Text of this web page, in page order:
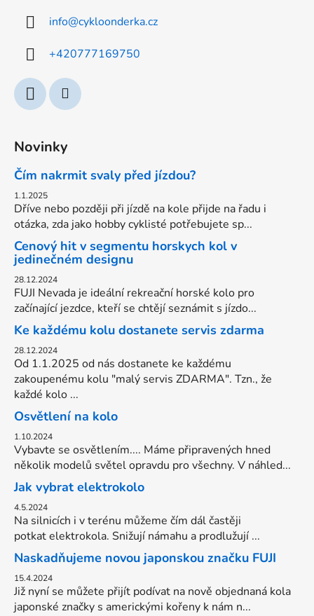
info@cykloonderka.cz
+420777169750
Novinky
Čím nakrmit svaly před jízdou?
1.1.2025
Dříve nebo později při jízdě na kole přijde na řadu i
otázka, zda jako hobby cyklisté potřebujete sp...
Cenový hit v segmentu horskych kol v
jedinečném designu
28.12.2024
FUJI Nevada je ideální rekreační horské kolo pro
začínající jezdce, kteří se chtějí seznámit s jízdo...
Ke každému kolu dostanete servis zdarma
28.12.2024
Od 1.1.2025 od nás dostanete ke každému
zakoupenému kolu "malý servis ZDARMA". Tzn., že
každé kolo ...
Osvětlení na kolo
1.10.2024
Vybavte se osvětlením.... Máme připravených hned
několik modelů světel opravdu pro všechny. V náhled...
Jak vybrat elektrokolo
4.5.2024
Na silnicích i v terénu můžeme čím dál častěji
potkat elektrokola. Snižují námahu a prodlužují ...
Naskadňujeme novou japonskou značku FUJI
15.4.2024
Již nyní se můžete přijít podívat na nově objednaná kola
japonské značky s americkými kořeny k nám n...